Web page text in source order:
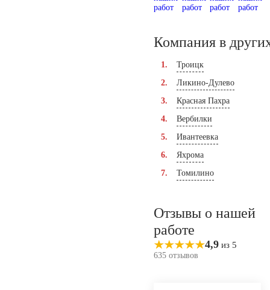
Компания в
Троицк
Ликино-Дулево
Красная Пахра
Вербилки
Ивантеевка
Яхрома
Томилино
Отзывы о нашей
работе
4,9 из 5
635 отзывов